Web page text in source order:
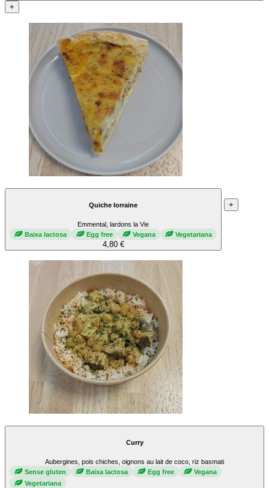
+
Quiche lorraine
Emmental, lardons la Vie
Baixa lactosa
Egg free Vegana Vegetariana
4,80 €
+
Curry
Aubergines, pois chiches, oignons au lait de coco, riz basmati
Sense gluten
Baixa lactosa Egg free
Vegana
Vegetariana